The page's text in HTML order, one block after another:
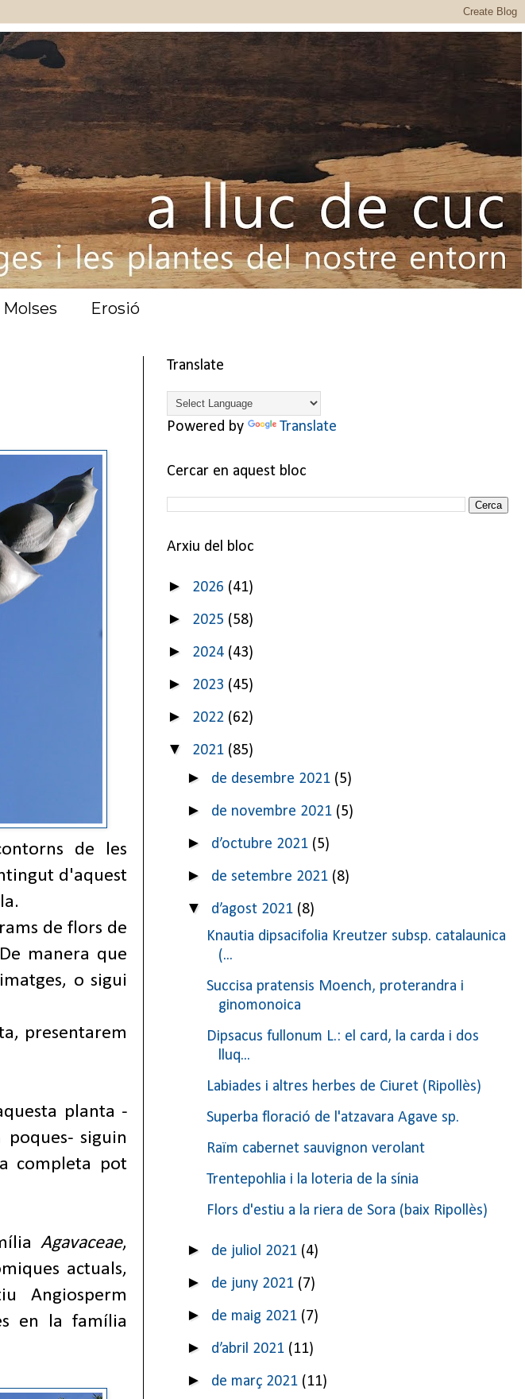
Molses Erosió
de les
d'aquest
de flors de
manera que
o sigui
presentarem
planta -
siguin
completa pot
Agavaceae,
actuals,
Angiosperm
en la família
Translate
Powered by Translate
Cercar en aquest bloc
Arxiu del bloc
► 2026 (41)
► 2025 (58)
► 2024 (43)
► 2023 (45)
► 2022 (62)
▼ 2021 (85)
► de desembre 2021 (5)
► de novembre 2021 (5)
► d’octubre 2021 (5)
► de setembre 2021 (8)
▼ d’agost 2021 (8)
Knautia dipsacifolia Kreutzer subsp. catalaunica
(...
Succisa pratensis Moench, proterandra i
ginomonoica
Dipsacus fullonum L.: el card, la carda i dos
lluq...
Labiades i altres herbes de Ciuret (Ripollès)
Superba floració de l'atzavara Agave sp.
Raïm cabernet sauvignon verolant
Trentepohlia i la loteria de la sínia
Flors d'estiu a la riera de Sora (baix Ripollès)
► de juliol 2021 (4)
► de juny 2021 (7)
► de maig 2021 (7)
► d’abril 2021 (11)
► de març 2021 (11)